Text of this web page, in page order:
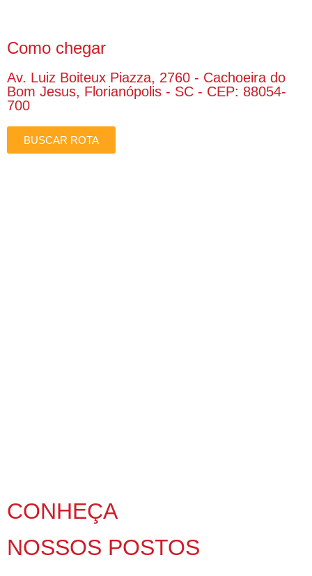
Como chegar
Av. Luiz Boiteux Piazza, 2760 - Cachoeira do
Bom Jesus, Florianópolis - SC - CEP: 88054-
700
BUSCAR ROTA
CONHEÇA
NOSSOS POSTOS